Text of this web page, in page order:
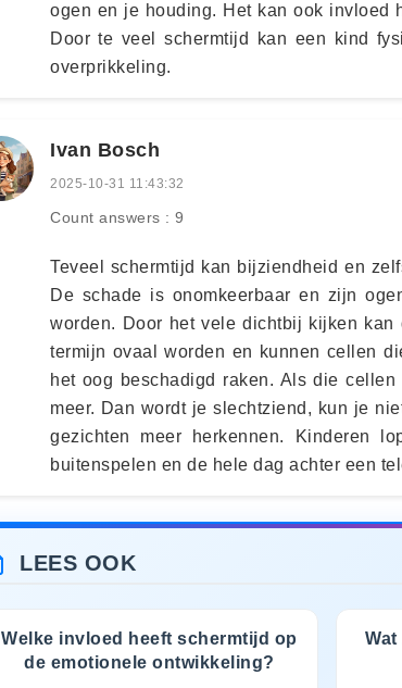
ogen en je houding. Het kan ook invloed
Door te veel schermtijd kan een kind
overprikkeling.
Ivan Bosch
2025-10-31 11:43:32
Count answers : 9
Teveel schermtijd kan bijziendheid en
De schade is onomkeerbaar en zijn
worden. Door het vele dichtbij kijken
termijn ovaal worden en kunnen cellen
het oog beschadigd raken. Als die
meer. Dan wordt je slechtziend, kun je
gezichten meer herkennen. Kinderen
buitenspelen en de hele dag achter een
LEES OOK
Welke invloed heeft schermtijd op
de emotionele ontwikkeling?